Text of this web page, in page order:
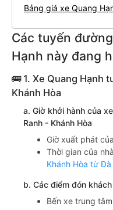
Bảng giá xe Quang
Các tuyến
Hạnh này đang
🚌 1. Xe Quang Hạnh
Khánh Hòa
a. Giờ khởi hành của
Ranh - Khánh Hòa
Giờ xuất phát
Thời gian của nhà
Khánh Hòa từ
b. Các điểm đón
Bến xe trung